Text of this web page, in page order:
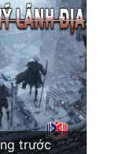
trước